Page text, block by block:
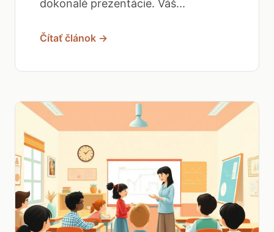
dokonalé prezentácie. Váš...
Čítať článok →